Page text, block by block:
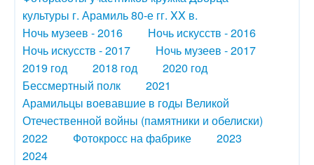
культуры г. Арамиль 80-е гг. XX в.
Ночь музеев - 2016
Ночь искусств - 2016
Ночь искусств - 2017
Ночь музеев - 2017
2019 год
2018 год
2020 год
Бессмертный полк
2021
Арамильцы воевавшие в годы Великой
Отечественной войны (памятники и обелиски)
2022
Фотокросс на фабрике
2023
2024